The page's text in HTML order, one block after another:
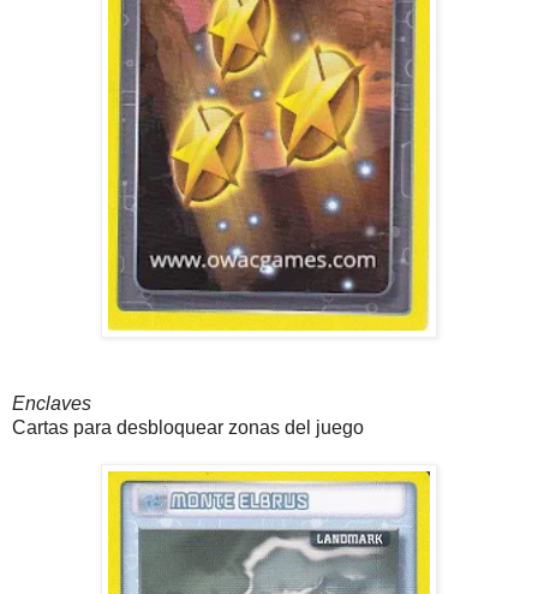
Enclaves
Cartas para desbloquear zonas del juego